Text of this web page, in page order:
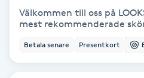
Meditation
Medium
Välkommen till oss på
mest rekommenderade
Betala senare Presentkort